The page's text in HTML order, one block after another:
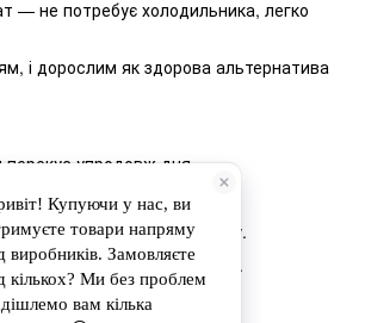
— не потребує холодильника, легко
і дорослим як здорова альтернатива
перекус упродовж дня.
замість десерту.
навчання чи прогулянку.
до дитячого раціону.
Pastila